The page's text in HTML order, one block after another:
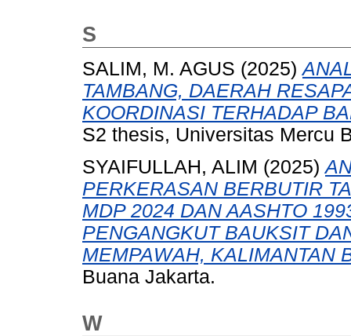
S
SALIM, M. AGUS (2025)
TAMBANG, DAERAH
KOORDINASI TERHADAP
S2 thesis, Universitas Mercu
SYAIFULLAH, ALIM (2025)
PERKERASAN BERBUTIR
MDP 2024 DAN AASHTO
PENGANGKUT BAUKSIT
MEMPAWAH, KALIMANTAN
Buana Jakarta.
W